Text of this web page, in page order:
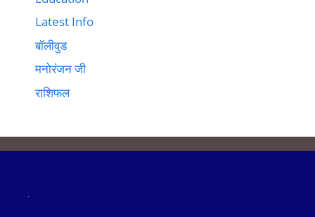
Latest Info
बॉलीवुड
मनोरंजन जी
राशिफल